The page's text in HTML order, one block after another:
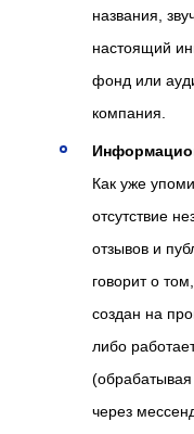
названия,
настоящий
фонд или
компания.
Как уже
отсутствие
отзывов и
говорит о
создан на
либо
(обрабатывая
через